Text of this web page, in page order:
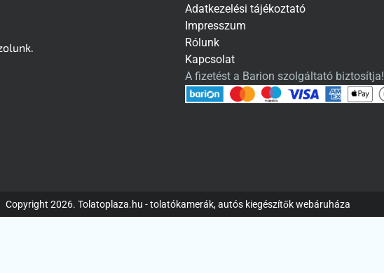
Adatkezelési tájékoztató
Impresszum
Rólunk
Kapcsolat
A fizetést a Barion szolgáltató biztosítja!
Copyright 2026. Tolatoplaza.hu - tolatókamerák, autós kiegészítők webáruháza